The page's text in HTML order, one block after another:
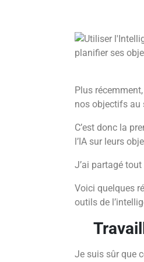
Plus
nos objectifs au
C’est donc la
l’IA sur leurs
J’ai partagé
Voici quelques
outils de
Je suis sûr que